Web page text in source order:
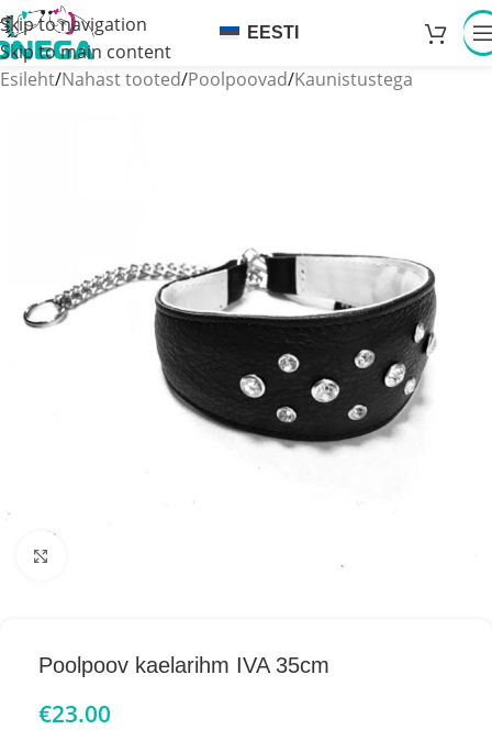
Skip to navigation
Skip to main content
EESTI
Esileht/Nahast tooted/Poolpoovad/Kaunistustega
Poolpoov kaelarihm IVA 35cm
€23.00